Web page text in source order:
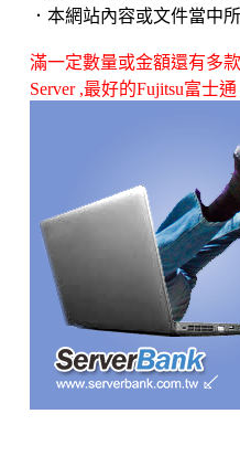
．本網站內容或文件當中
滿一定數量或金額還有多
Server ,最好的Fujitsu富士